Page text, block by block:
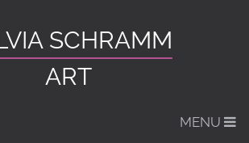
SCHRAMM
ART
MENU